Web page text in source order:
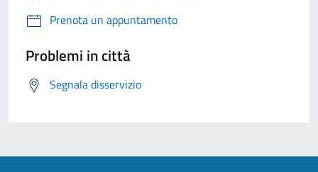
Prenota un appuntamento
Problemi in città
Segnala disservizio